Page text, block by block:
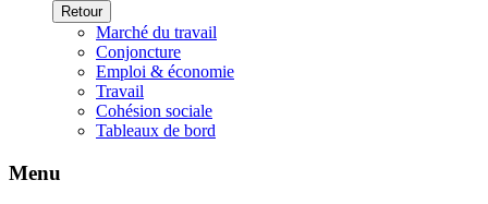
Retour
Marché du travail
Conjoncture
Emploi & économie
Travail
Cohésion sociale
Tableaux de bord
Menu